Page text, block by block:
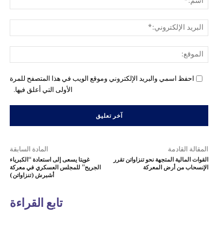
احفظ اسمي والبريد الإلكتروني وموقع الويب في هذا المتصفح للمرة
الأولى التي أعلق فيها.
المادة السابقة
غويتا يسعى إلى استعادة “الكبرياء
الجريح” للمجلس العسكري في معركة
أشبرش (تنزاواتن)
المقالة القادمة
القوات المالية المتجهة نحو تنزاواتن تقرر
الإنسحاب من أرض المعركة
تابع القراءة